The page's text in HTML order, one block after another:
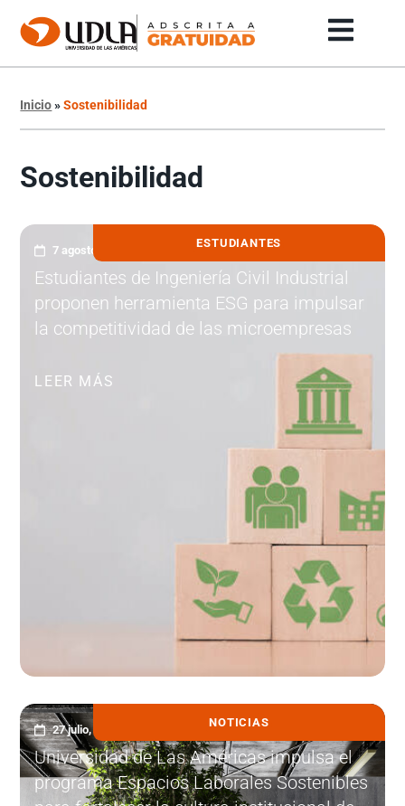
Inicio»Sostenibilidad
Sostenibilidad
ESTUDIANTES
7 agosto, 2026
Estudiantes de Ingeniería Civil Industrial
proponen herramienta ESG para impulsar
la competitividad de las microempresas
LEER MÁS
NOTICIAS
27 julio, 2026
Universidad de Las Américas impulsa el
programa Espacios Laborales Sostenibles